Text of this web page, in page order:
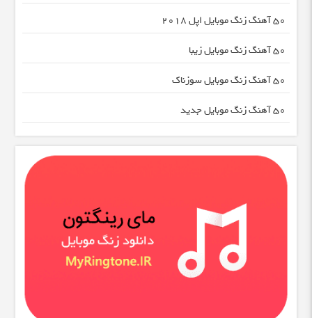
50 آهنگ زنگ موبایل اپل 2018
50 آهنگ زنگ موبایل زیبا
50 آهنگ زنگ موبایل سوزناک
50 آهنگ زنگ موبایل جدید